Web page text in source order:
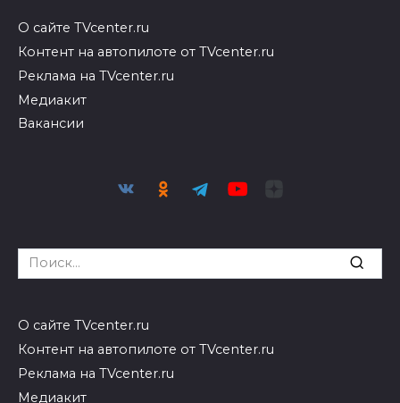
О сайте TVcenter.ru
Контент на автопилоте от TVcenter.ru
Реклама на TVcenter.ru
Медиакит
Вакансии
Search
for:
О сайте TVcenter.ru
Контент на автопилоте от TVcenter.ru
Реклама на TVcenter.ru
Медиакит